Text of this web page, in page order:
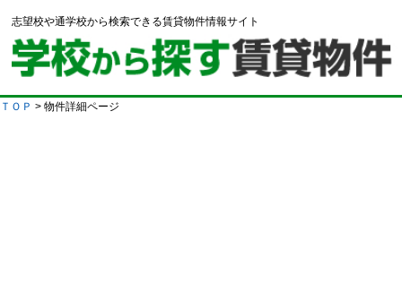
志望校や通学校から検索できる賃貸物件情報サイト
ＴＯＰ > 物件詳細ページ